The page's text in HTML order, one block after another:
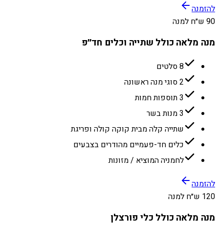
להזמנה
90 ש״ח למנה
מנה מלאה כולל שתייה וכלים חד״פ
8 סלטים
2 סוגי מנה ראשונה
3 תוספות חמות
3 מנות בשר
שתייה קלה מבית קוקה קולה ופריגת
כלים חד-פעמיים מהודרים בצבעים
לחמניה המוציא / מזונות
להזמנה
120 ש״ח למנה
מנה מלאה כולל כלי פורצלן